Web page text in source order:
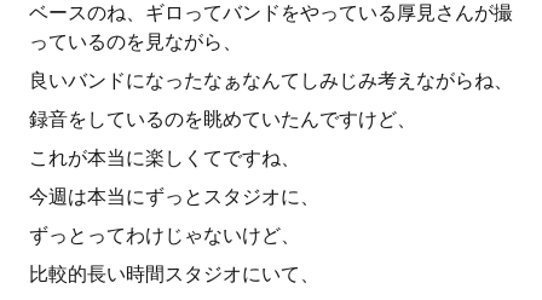
ベースのね、ギロってバンドをやっている厚見さんが撮
っているのを見ながら、
良いバンドになったなぁなんてしみじみ考えながらね、
録音をしているのを眺めていたんですけど、
これが本当に楽しくてですね、
今週は本当にずっとスタジオに、
ずっとってわけじゃないけど、
比較的長い時間スタジオにいて、